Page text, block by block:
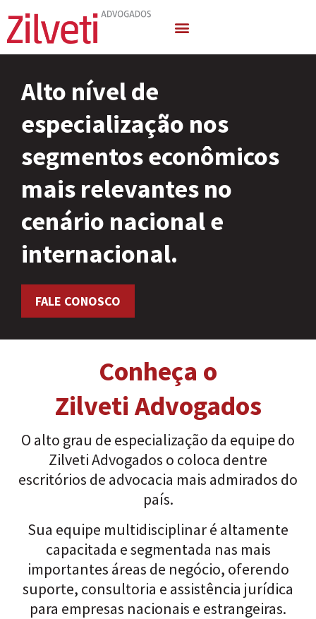
Alto nível de
especialização nos
segmentos econômicos
mais relevantes no
cenário nacional e
internacional.
FALE CONOSCO
Conheça o
Zilveti Advogados
O alto grau de especialização da equipe do
Zilveti Advogados o coloca dentre
escritórios de advocacia mais admirados do
país.
Sua equipe multidisciplinar é altamente
capacitada e segmentada nas mais
importantes áreas de negócio, oferendo
suporte, consultoria e assistência jurídica
para empresas nacionais e estrangeiras.